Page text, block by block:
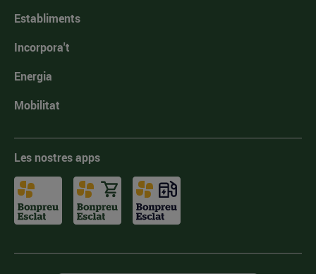
Establiments
Incorpora't
Energia
Mobilitat
Les nostres apps